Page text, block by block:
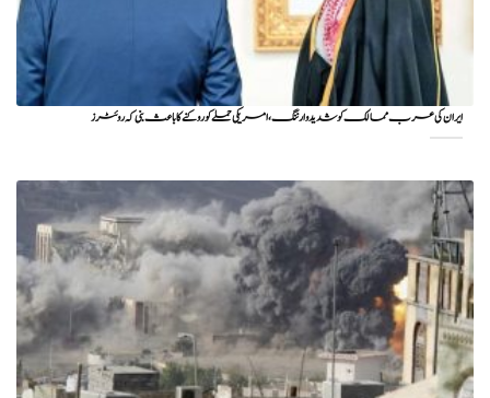
ایران کی عرب ممالک کو شدید وارننگ، امریکی حملے کو روکنے کا باعث بنی کہ روئٹرز